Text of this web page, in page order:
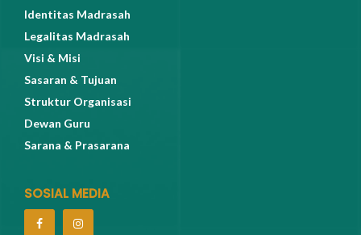
Identitas Madrasah
Legalitas Madrasah
Visi & Misi
Sasaran & Tujuan
Struktur Organisasi
Dewan Guru
Sarana & Prasarana
SOSIAL MEDIA